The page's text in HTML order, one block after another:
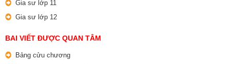
Gia sư lớp 11
Gia sư lớp 12
BAI VIẾT ĐƯỢC QUAN TÂM
Bảng cửu chương